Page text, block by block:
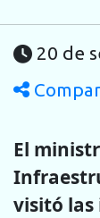
20 de
El
visitó las